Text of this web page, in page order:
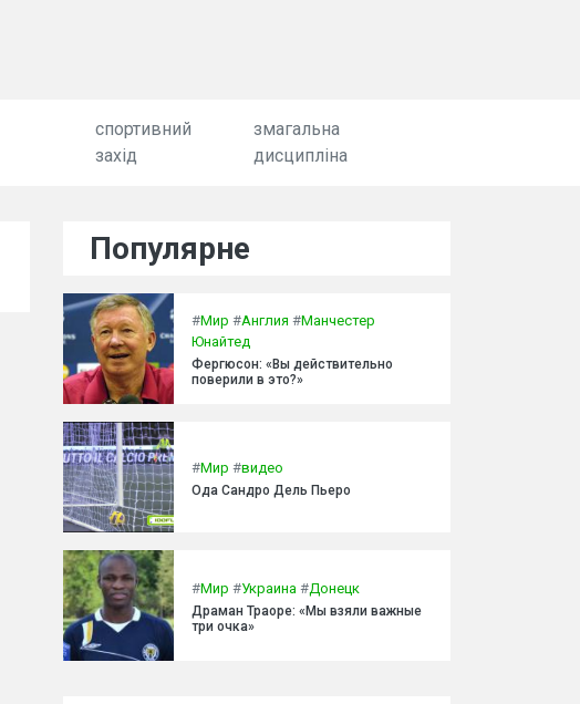
спортивний
захід
змагальна
дисципліна
Популярне
#Мир #Англия #Манчестер
Юнайтед
Фергюсон: «Вы действительно
поверили в это?»
#Мир #видео
Ода Сандро Дель Пьеро
#Мир #Украина #Донецк
Драман Траоре: «Мы взяли важные
три очка»